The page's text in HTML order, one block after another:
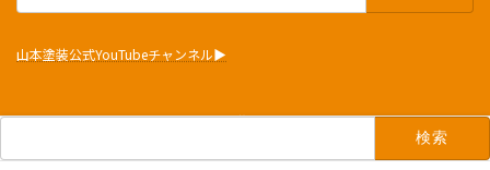
山本塗装公式YouTubeチャンネル▶︎
Copyright © 山本塗装. All Rights Reserved.
検